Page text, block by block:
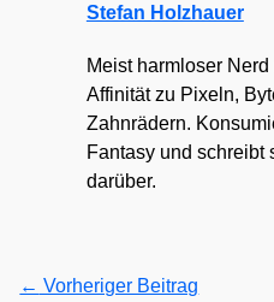
Stefan Holzhauer
Meist harmloser
Affinität zu Pixeln,
Zahnrädern.
Fantasy und schreibt
darüber.
← Vorheriger Beitrag